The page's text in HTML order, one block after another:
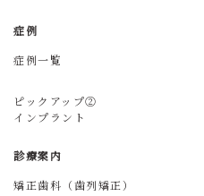
症例
症例一覧
ピックアップ②
インプラント
診療案内
矯正歯科（歯列矯正）